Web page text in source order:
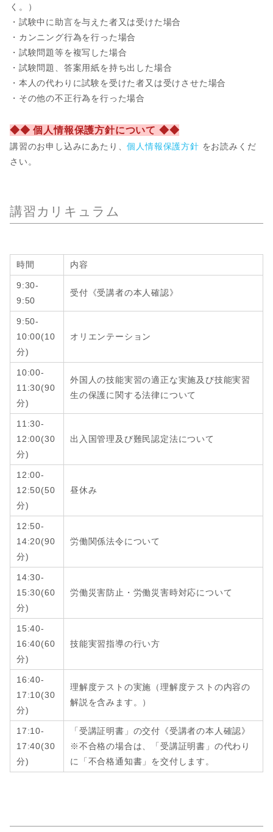
く。）
・試験中に助言を与えた者又は受けた場合
・カンニング行為を行った場合
・試験問題等を複写した場合
・試験問題、答案用紙を持ち出した場合
・本人の代わりに試験を受けた者又は受けさせた場合
・その他の不正行為を行った場合
◆◆ 個人情報保護方針について ◆◆
講習のお申し込みにあたり、個人情報保護方針 をお読みくだ
さい。
講習カリキュラム
時間 内容
9:30-
9:50
受付《受講者の本人確認》
9:50-
10:00(10
分)
オリエンテーション
10:00-
11:30(90
分)
外国人の技能実習の適正な実施及び技能実習
生の保護に関する法律について
11:30-
12:00(30
分)
出入国管理及び難民認定法について
12:00-
12:50(50
分)
昼休み
12:50-
14:20(90
分)
労働関係法令について
14:30-
15:30(60
分)
労働災害防止・労働災害時対応について
15:40-
16:40(60
分)
技能実習指導の行い方
16:40-
17:10(30
分)
理解度テストの実施（理解度テストの内容の
解説を含みます。）
17:10-
17:40(30
分)
「受講証明書」の交付《受講者の本人確認》
※不合格の場合は、「受講証明書」の代わり
に「不合格通知書」を交付します。